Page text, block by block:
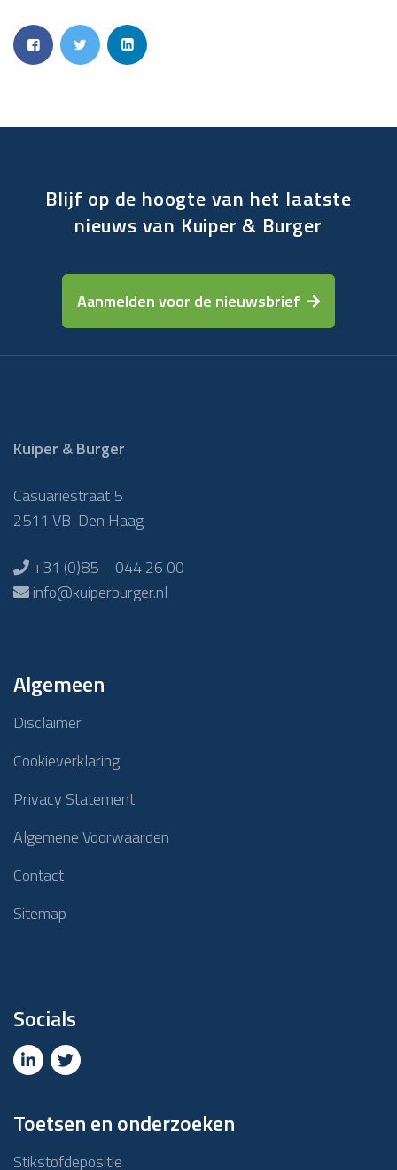
Blijf op de hoogte van het laatste
nieuws van Kuiper & Burger
Aanmelden voor de nieuwsbrief
Kuiper & Burger
Casuariestraat 5
2511 VB Den Haag
+31 (0)85 – 044 26 00
info@kuiperburger.nl
Algemeen
Disclaimer
Cookieverklaring
Privacy Statement
Algemene Voorwaarden
Contact
Sitemap
Socials
Toetsen en onderzoeken
Stikstofdepositie